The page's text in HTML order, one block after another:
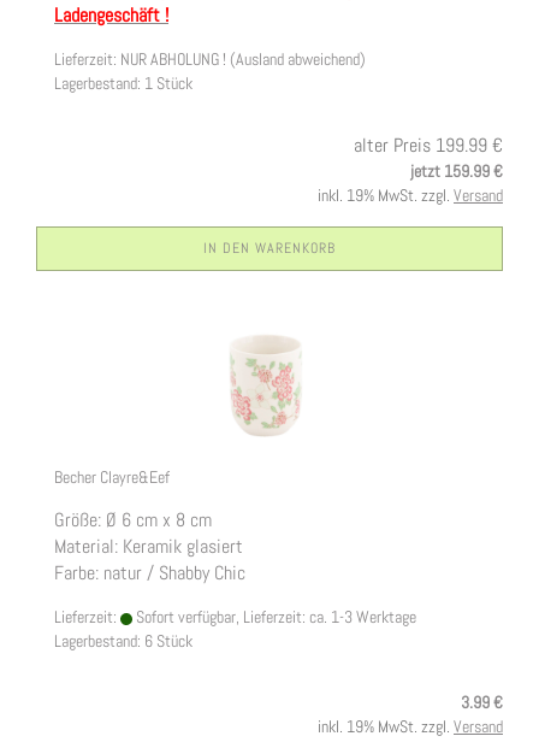
Ladengeschäft !
Lieferzeit: NUR ABHOLUNG ! (Ausland abweichend)
Lagerbestand: 1 Stück
alter Preis 199.99 €
jetzt 159.99 €
inkl. 19% MwSt. zzgl. Versand
IN DEN WARENKORB
Becher Clayre&Eef
Größe: Ø 6 cm x 8 cm
Material: Keramik glasiert
Farbe: natur / Shabby Chic
Lieferzeit:
Sofort verfügbar, Lieferzeit: ca. 1-3 Werktage
Lagerbestand: 6 Stück
3.99 €
inkl. 19% MwSt. zzgl. Versand